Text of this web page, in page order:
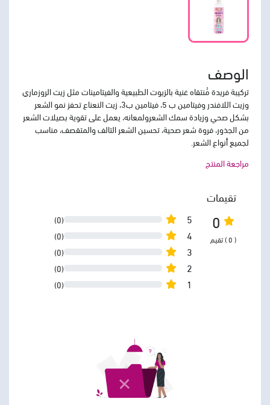
الوصف
تركيبة فريدة مُنتقاه غنية بالزيوت الطبيعية والفيتامينات مثل زيت الروزماري
وزيت اللافندر وفيتامين ب 5، فيتامين ب3، زيت النعناع تحفز نمو الشعر
بشكل صحي وزيادة سمك الشعرولمعانه، يعمل على تقوية بصيلات الشعر
من الجذور، فروة شعر صحية، تحسين الشعر التالف والمتقصف، مناسب
لجميع أنواع الشعر.
مراجعة المنتج
تقيمات
0
( 0 ) تقيم
5
(0)
4
(0)
3
(0)
2
(0)
1
(0)